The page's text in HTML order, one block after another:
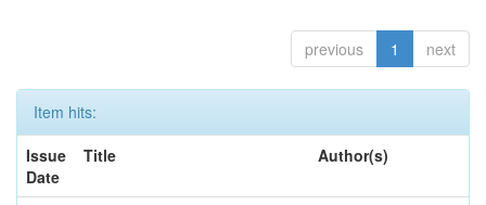
previous 1 next
Item hits:
Issue
Date
Title Author(s)